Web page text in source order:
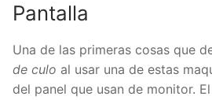
Pantalla
Una de las primeras cosas que
de culo al usar una de estas
del panel que usan de monitor.